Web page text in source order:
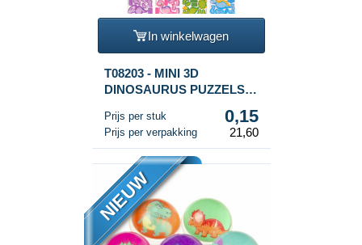
In winkelwagen
T08203 - MINI 3D
DINOSAURUS PUZZELS
Prijs per stuk 0,15
Prijs per verpakking 21,60
NIEUW